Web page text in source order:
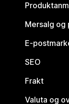
Mersalg og
E-
SEO
Frakt
Valuta og